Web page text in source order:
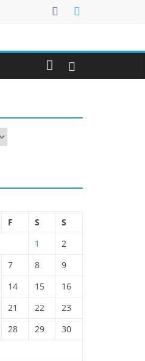
F S
S
1
2
7 8
9
14 15
16
21 22
23
28 29
30